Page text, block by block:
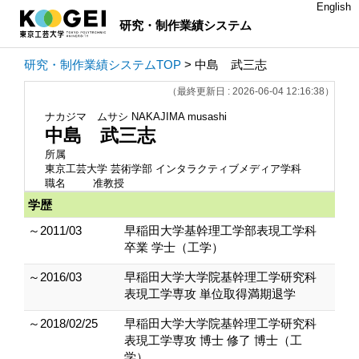
研究・制作業績システム
English
研究・制作業績システムTOP > 中島 武三志
（最終更新日 : 2026-06-04 12:16:38）
ナカジマ ムサシ NAKAJIMA musashi
中島 武三志
所属
東京工芸大学 芸術学部 インタラクティブメディア学科
職名
准教授
学歴
～2011/03
早稲田大学基幹理工学部表現工学科
卒業 学士（工学）
～2016/03
早稲田大学大学院基幹理工学研究科
表現工学専攻 単位取得満期退学
～2018/02/25
早稲田大学大学院基幹理工学研究科
表現工学専攻 博士 修了 博士（工